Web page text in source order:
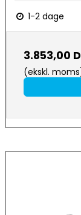
1-2 dage
3.853,00
(ekskl.